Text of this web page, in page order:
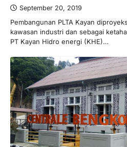
September 20, 2019
Pembangunan PLTA Kayan
kawasan industri dan sebagai
PT Kayan Hidro energi (KHE)…
Anda adalah
5
BERITA
Impor BBM
Distribusi
Kembali
Januari 15,
Pemerintah
dan Sumber
memberikan
BERITA